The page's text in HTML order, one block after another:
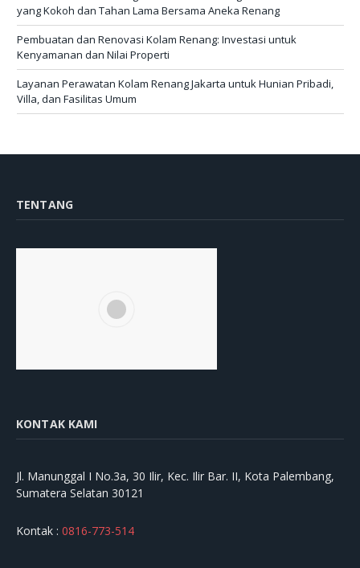
yang Kokoh dan Tahan Lama Bersama Aneka Renang
Pembuatan dan Renovasi Kolam Renang: Investasi untuk
Kenyamanan dan Nilai Properti
Layanan Perawatan Kolam Renang Jakarta untuk Hunian Pribadi,
Villa, dan Fasilitas Umum
TENTANG
KONTAK KAMI
Jl. Manunggal I No.3a, 30 Ilir, Kec. Ilir Bar. II, Kota Palembang,
Sumatera Selatan 30121
Kontak : 0816-773-514